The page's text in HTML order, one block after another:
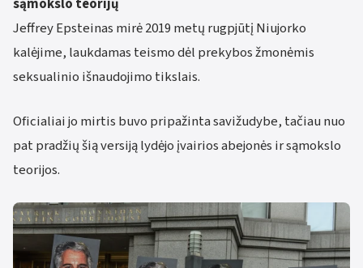
Jeffrey Epsteinas mirė 2019 metų rugpjūtį Niujorko
kalėjime, laukdamas teismo dėl prekybos žmonėmis
seksualinio išnaudojimo tikslais.
Oficialiai jo mirtis buvo pripažinta savižudybe, tačiau nuo
pat pradžių šią versiją lydėjo įvairios abejonės ir sąmokslo
teorijos.